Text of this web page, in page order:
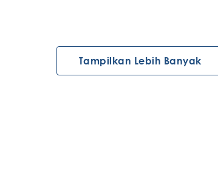
Tampilkan Lebih Banyak